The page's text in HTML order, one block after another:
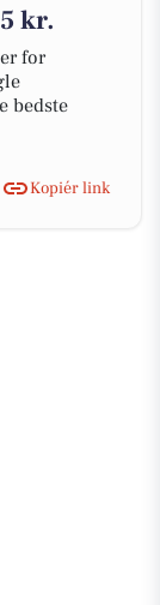
kr.
for
bedste
Kopiér link